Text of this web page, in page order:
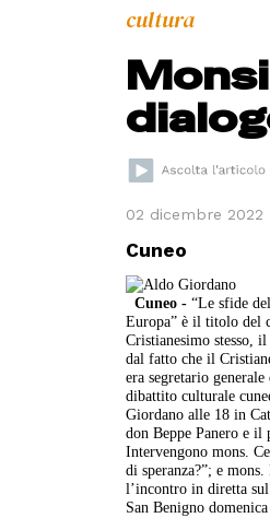
cultura
02 dicembre 2022
Cuneo
Cuneo -“Le sfide
Europa” è il titolo del
Cristianesimo stesso,
dal fatto che il
era segretario
dibattito culturale
Giordano alle 18 in
don Beppe Panero e
Intervengono mons.
di speranza?”; e
l’incontro in diretta sul
San Benigno